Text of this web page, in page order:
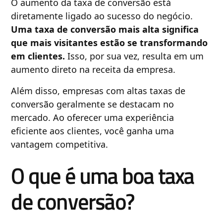
O aumento da taxa de conversão está
diretamente ligado ao sucesso do negócio.
Uma taxa de conversão mais alta significa
que mais visitantes estão se transformando
em clientes. Isso, por sua vez, resulta em um
aumento direto na receita da empresa.
Além disso, empresas com altas taxas de
conversão geralmente se destacam no
mercado. Ao oferecer uma experiência
eficiente aos clientes, você ganha uma
vantagem competitiva.
O que é uma boa taxa
de conversão?